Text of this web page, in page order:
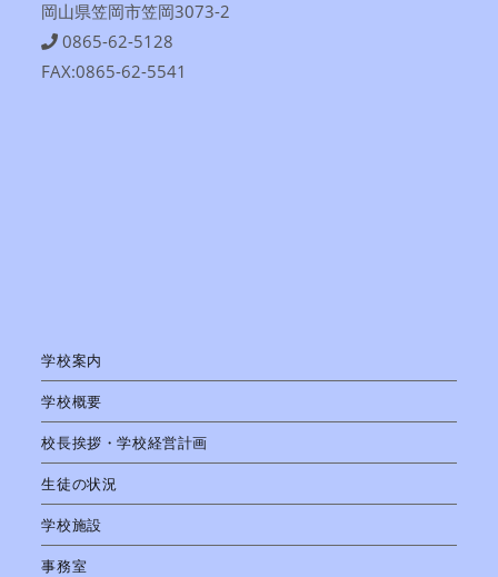
岡山県笠岡市笠岡3073-2
0865-62-5128
FAX:0865-62-5541
学校案内
学校概要
校長挨拶・学校経営計画
生徒の状況
学校施設
事務室